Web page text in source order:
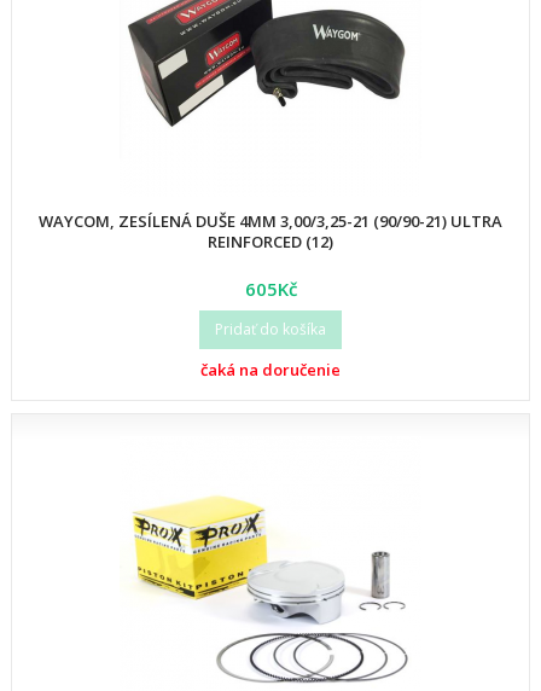
WAYCOM, ZESÍLENÁ DUŠE 4MM 3,00/3,25-21 (90/90-21) ULTRA
REINFORCED (12)
605Kč
Pridať do košíka
čaká na doručenie